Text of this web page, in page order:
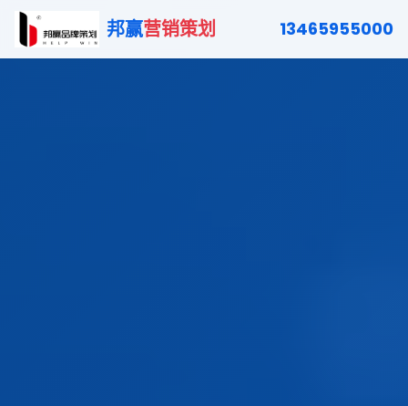
邦赢营销策划 13465955000